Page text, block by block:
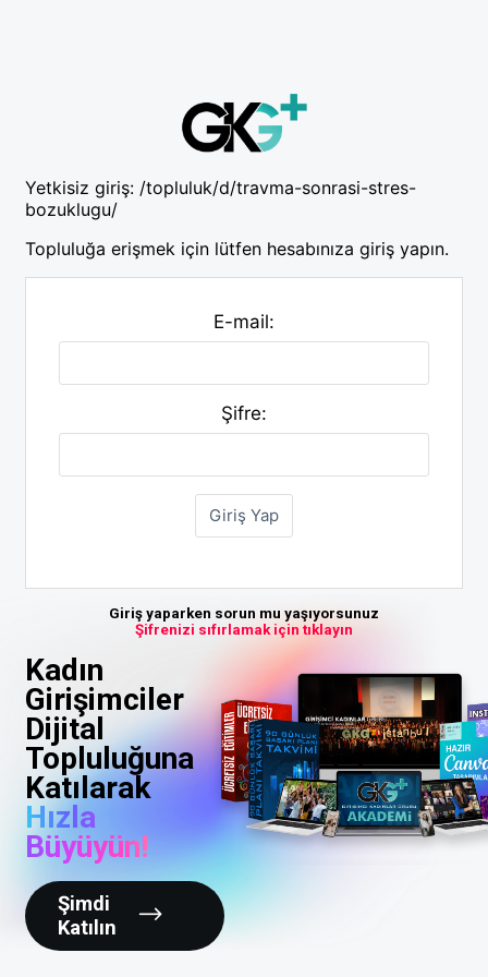
Yetkisiz giriş: /topluluk/d/travma-sonrasi-stres-
bozuklugu/
Topluluğa erişmek için lütfen hesabınıza giriş yapın.
E-mail:
Şifre:
Giriş yaparken sorun mu yaşıyorsunuz
Şifrenizi sıfırlamak için tıklayın
Kadın
Girişimciler
Dijital
Topluluğuna
Katılarak
Hızla
Büyüyün!
Şimdi
Katılın